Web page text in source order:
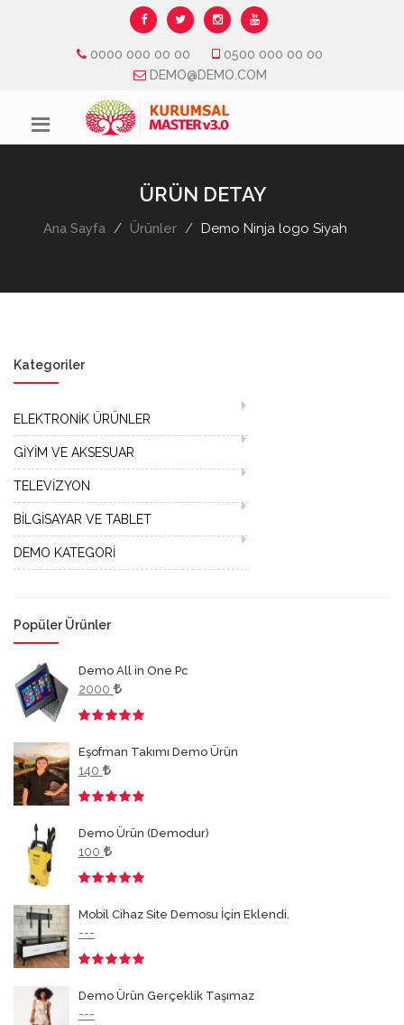
0000 000 00 00
0500 000 00 00
DEMO@DEMO.COM
ÜRÜN DETAY
Ana Sayfa Ürünler Demo Ninja logo Siyah
Kategoriler
ELEKTRONİK ÜRÜNLER
GİYİM VE AKSESUAR
TELEVİZYON
BİLGİSAYAR VE TABLET
DEMO KATEGORİ
Popüler Ürünler
Demo All in One Pc
2000
Eşofman Takımı Demo Ürün
140
Demo Ürün (Demodur)
100
Mobil Cihaz Site Demosu İçin Eklendi.
---
Demo Ürün Gerçeklik Taşımaz
---